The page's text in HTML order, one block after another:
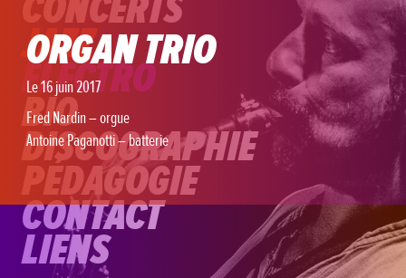
ORGAN TRIO
Le 16 juin 2017
Fred Nardin – orgue
Antoine Paganotti – batterie
JAZZ
ELECTRO
BIO
DISCOGRAPHIE
PÉDAGOGIE
CONTACT
LIENS